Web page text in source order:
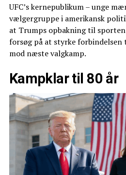
UFC’s kernepublikum – unge
vælgergruppe i amerikansk
at Trumps opbakning til
forsøg på at styrke forbindelsen
mod næste valgkamp.
Kampklar til 80 år